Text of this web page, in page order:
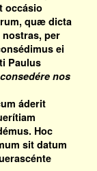
occásio
quæ dicta
per
ei
Paulus
nos
áderit
Hoc
sit datum